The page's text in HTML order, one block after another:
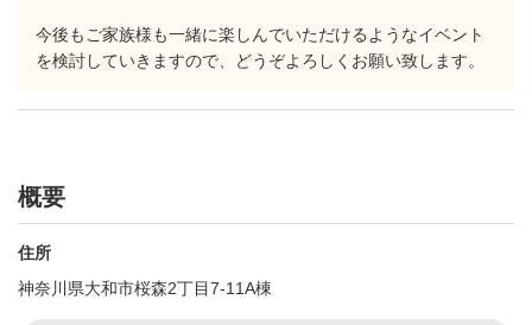
今後もご家族様も一緒に楽しんでいただけるようなイベント
を検討していきますので、どうぞよろしくお願い致します。
概要
住所
神奈川県大和市桜森2丁目7-11A棟